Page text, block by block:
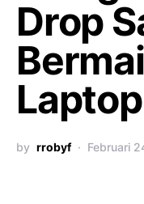
Drop
Laptop
by rrobyf Februari